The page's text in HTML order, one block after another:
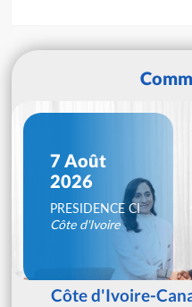
7 Août
2026
PRESIDENCE CI
Côte d'Ivoire
Côte d'Ivoire-